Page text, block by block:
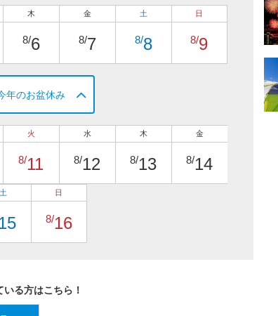
木
8/6
金
8/7
土
8/8
日
8/9
年のお盆休み
火
8/11
水
8/12
木
8/13
金
8/14
土 日
8/16
る方はこちら！